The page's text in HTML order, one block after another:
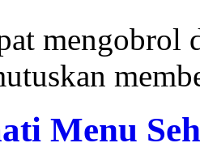
mengobrol
Menu